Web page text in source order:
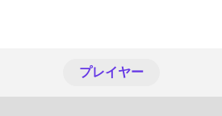
プレイヤー